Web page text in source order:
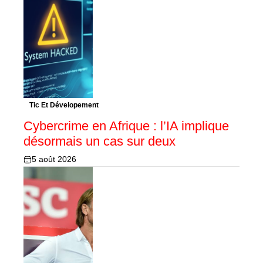
Tic Et Dévelopement
Cybercrime en Afrique : l’IA implique
désormais un cas sur deux
5 août 2026